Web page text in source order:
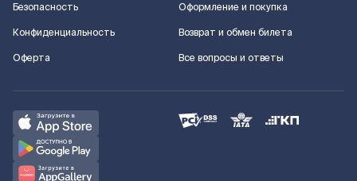
Безопасность
Конфиденциальность
Оферта
Оформление и покупка
Возврат и обмен билета
Все вопросы и ответы